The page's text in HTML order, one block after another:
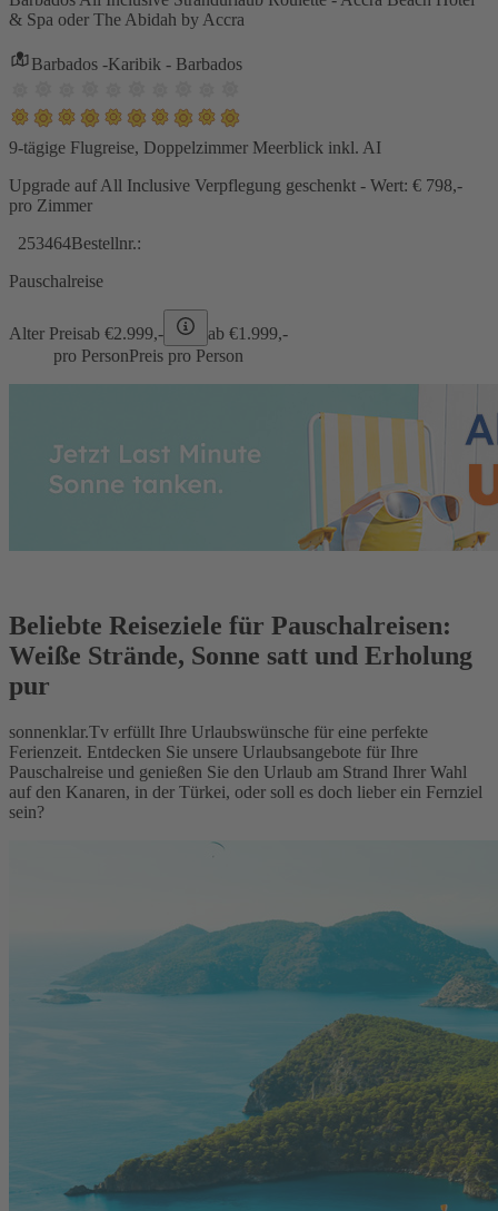
& Spa oder The Abidah by Accra
Barbados -Karibik - Barbados
9-tägige Flugreise, Doppelzimmer Meerblick inkl. AI
Upgrade auf All Inclusive Verpflegung geschenkt - Wert: € 798,-
pro Zimmer
253464Bestellnr.:
Pauschalreise
Alter Preisab €2.999,- ab €1.999,-
pro PersonPreis pro Person
Beliebte Reiseziele für Pauschalreisen:
Weiße Strände, Sonne satt und Erholung
pur
sonnenklar.Tv erfüllt Ihre Urlaubswünsche für eine perfekte
Ferienzeit. Entdecken Sie unsere Urlaubsangebote für Ihre
Pauschalreise und genießen Sie den Urlaub am Strand Ihrer Wahl
auf den Kanaren, in der Türkei, oder soll es doch lieber ein Fernziel
sein?